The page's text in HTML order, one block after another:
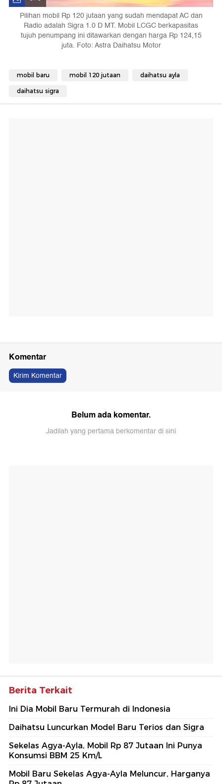
Pilihan mobil Rp 120 jutaan yang sudah mendapat AC dan
Radio adalah Sigra 1.0 D MT. Mobil LCGC berkapasitas
tujuh penumpang ini ditawarkan dengan harga Rp 124,15
juta. Foto: Astra Daihatsu Motor
mobil baru mobil 120 jutaan daihatsu ayla
daihatsu sigra
Komentar
Kirim Komentar
Belum ada komentar.
Jadilah yang pertama berkomentar di sini
Berita Terkait
Ini Dia Mobil Baru Termurah di Indonesia
Daihatsu Luncurkan Model Baru Terios dan Sigra
Sekelas Agya-Ayla, Mobil Rp 87 Jutaan Ini Punya
Konsumsi BBM 25 Km/L
Mobil Baru Sekelas Agya-Ayla Meluncur, Harganya